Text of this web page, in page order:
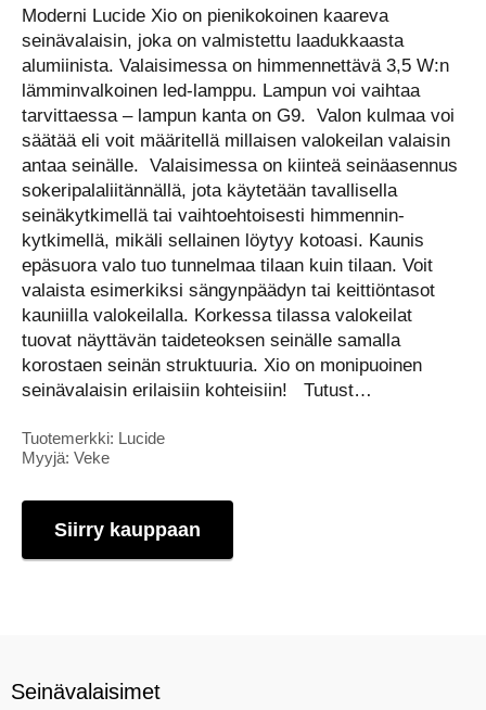
Moderni Lucide Xio on pienikokoinen kaareva
seinävalaisin, joka on valmistettu laadukkaasta
alumiinista. Valaisimessa on himmennettävä 3,5 W:n
lämminvalkoinen led-lamppu. Lampun voi vaihtaa
tarvittaessa – lampun kanta on G9. Valon kulmaa voi
säätää eli voit määritellä millaisen valokeilan valaisin
antaa seinälle. Valaisimessa on kiinteä seinäasennus
sokeripalaliitännällä, jota käytetään tavallisella
seinäkytkimellä tai vaihtoehtoisesti himmennin-
kytkimellä, mikäli sellainen löytyy kotoasi. Kaunis
epäsuora valo tuo tunnelmaa tilaan kuin tilaan. Voit
valaista esimerkiksi sängynpäädyn tai keittiöntasot
kauniilla valokeilalla. Korkessa tilassa valokeilat
tuovat näyttävän taideteoksen seinälle samalla
korostaen seinän struktuuria. Xio on monipuoinen
seinävalaisin erilaisiin kohteisiin! Tutust…
Tuotemerkki: Lucide
Myyjä: Veke
Siirry kauppaan
Seinävalaisimet